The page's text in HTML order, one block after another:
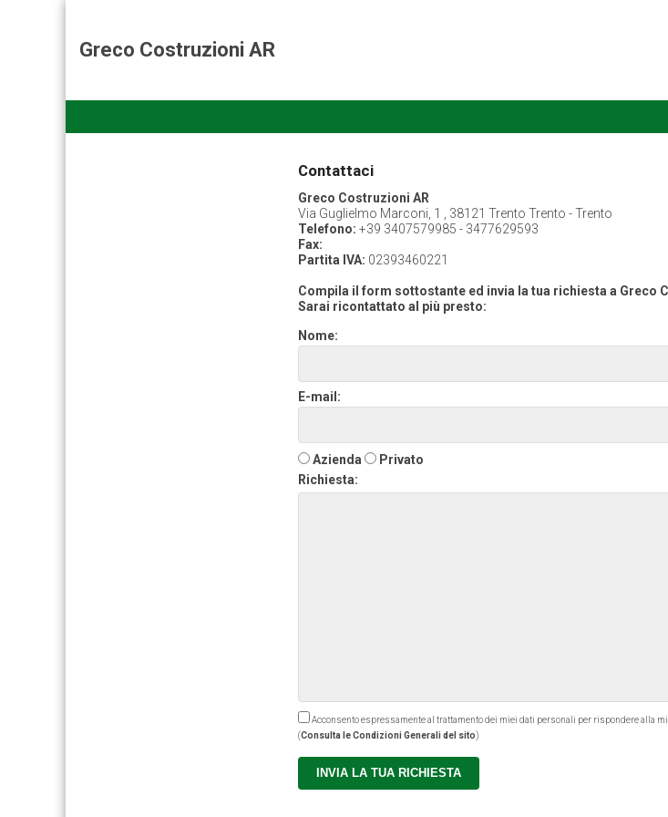
Greco Costruzioni AR
Contattaci
Greco Costruzioni AR
Via Guglielmo Marconi, 1 , 38121 Trento Trento - Trento
Telefono: +39 3407579985 - 3477629593
Fax:
Partita IVA: 02393460221
Compila il form sottostante ed invia la tua richiesta a Greco
Sarai ricontattato al più presto:
Nome:
E-mail:
Azienda
Privato
Richiesta:
Acconsento espressamente al trattamento dei miei dati personali per rispondere alla
(Consulta le Condizioni Generali del sito)
INVIA LA TUA RICHIESTA